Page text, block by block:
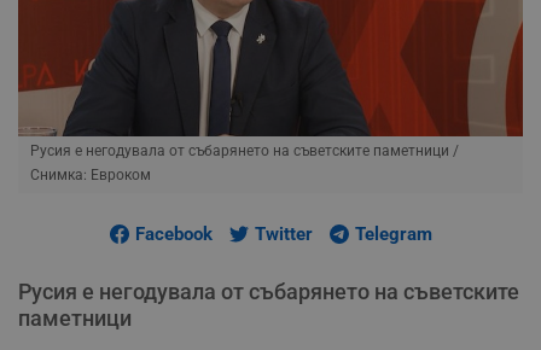
Русия е негодувала от събарянето на съветските паметници /
Снимка: Евроком
Facebook Twitter Telegram
Русия е негодувала от събарянето на съветските
паметници